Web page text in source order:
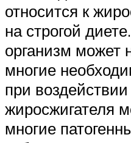
относится к
на строгой
организм может
многие
при
жиросжигателя
многие